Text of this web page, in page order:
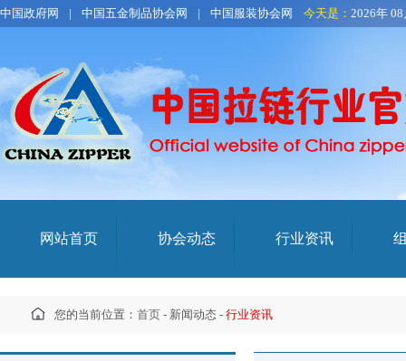
中国政府网 | 中国五金制品协会网 | 中国服装协会网 今天是： 2026年
网站首页 协会动态 行业资讯
您的当前位置： 首页 - 新闻动态 - 行业资讯